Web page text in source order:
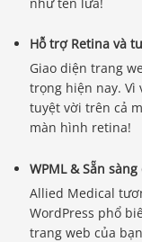
Hỗ trợ Retina và
Giao diện trang
trọng hiện nay. Vì
tuyệt vời trên cả
màn hình retina!
WPML & Sẵn
Allied Medical
WordPress phổ
trang web của